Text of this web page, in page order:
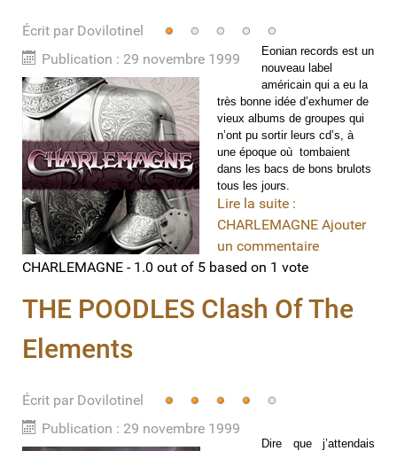
Écrit par Dovilotinel
Publication : 29 novembre 1999
Vote
utilisateur:1
Eonian records est un
nouveau label
américain qui a eu la
très bonne idée d’exhumer de
vieux albums de groupes qui
n’ont pu sortir leurs cd’s, à
une époque où tombaient
dans les bacs de bons brulots
tous les jours.
Lire la suite :
CHARLEMAGNE Ajouter
un commentaire
CHARLEMAGNE - 1.0 out of 5 based on 1 vote
THE POODLES Clash Of The
Elements
Écrit par Dovilotinel
Publication : 29 novembre 1999
Vote
utilisateur:4
Dire que j’attendais